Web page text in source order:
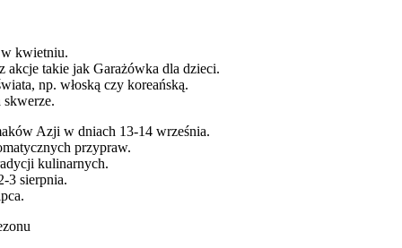
w kwietniu.
akcje takie jak Garażówka dla dzieci.
np. włoską czy koreańską.
skwerze.
Azji w dniach 13-14 września.
przypraw.
kulinarnych.
3 sierpnia.